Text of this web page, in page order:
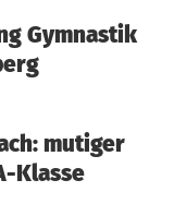
Gymnastik
mutiger
Klasse